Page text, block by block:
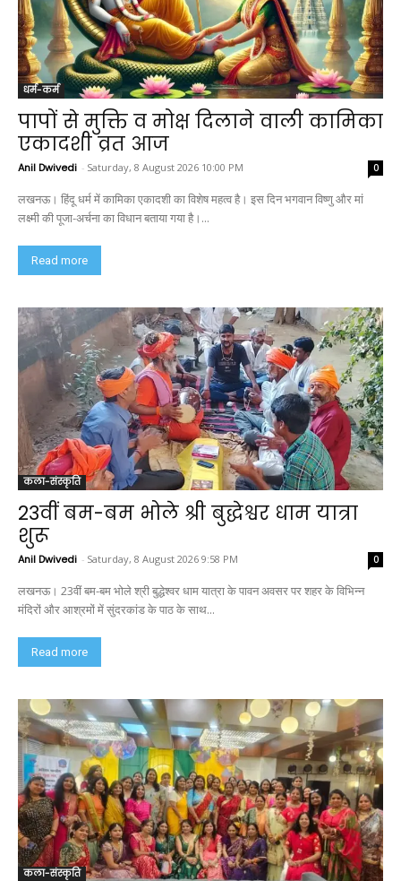
धर्म-कर्म
पापों से मुक्ति व मोक्ष दिलाने वाली कामिका
एकादशी व्रत आज
Anil Dwivedi - Saturday, 8 August 2026 10:00 PM 0
लखनऊ। हिंदू धर्म में कामिका एकादशी का विशेष महत्व है। इस दिन भगवान विष्णु और मां
लक्ष्मी की पूजा-अर्चना का विधान बताया गया है।...
Read more
कला-संस्कृति
23वीं बम-बम भोले श्री बुद्धेश्वर धाम यात्रा
शुरू
Anil Dwivedi - Saturday, 8 August 2026 9:58 PM 0
लखनऊ। 23वीं बम-बम भोले श्री बुद्धेश्वर धाम यात्रा के पावन अवसर पर शहर के विभिन्न
मंदिरों और आश्रमों में सुंदरकांड के पाठ के साथ...
Read more
कला-संस्कृति